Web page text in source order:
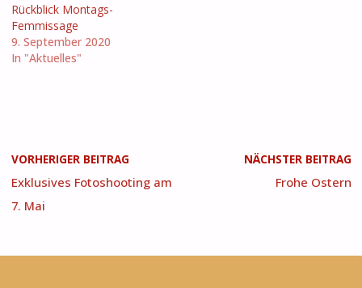
Rückblick Montags-
Femmissage
9. September 2020
In "Aktuelles"
VORHERIGER BEITRAG
Exklusives Fotoshooting am
7. Mai
NÄCHSTER BEITRAG
Frohe Ostern